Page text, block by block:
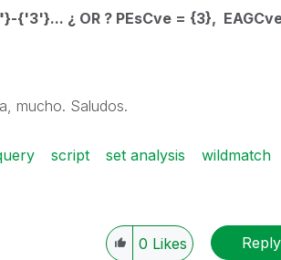
¿ OR ? PEsCve = {3},
mucho. Saludos.
script set analysis wildmatch
0 Likes Reply